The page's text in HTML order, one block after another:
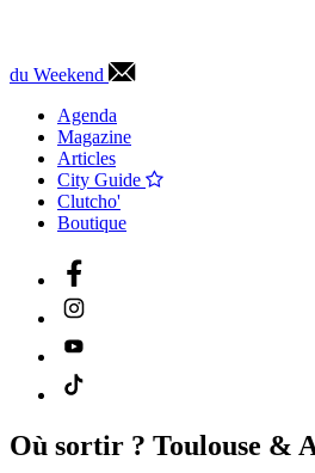
du Weekend
Agenda
Magazine
Articles
City Guide
Clutcho'
Boutique
Où sortir ? Toulouse &